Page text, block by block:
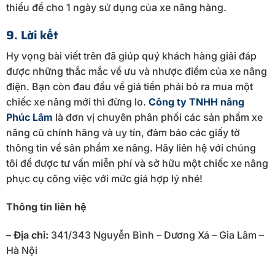
thiểu để cho 1 ngày sử dụng của xe nâng hàng.
9. Lời kết
Hy vọng bài viết trên đã giúp quý khách hàng giải đáp
được những thắc mắc về ưu và nhược điểm của xe nâng
điện. Bạn còn đau đầu về giá tiền phải bỏ ra mua một
chiếc xe nâng mới thì đừng lo. Công ty TNHH nâng
Phúc Lâm là đơn vị chuyên phân phối các sản phẩm xe
nâng cũ chính hãng và uy tín, đảm bảo các giấy tờ
thông tin về sản phẩm xe nâng. Hãy liên hệ với chúng
tôi để được tư vấn miễn phí và sở hữu một chiếc xe nâng
phục cụ công việc với mức giá hợp lý nhé!
Thông tin liên hệ
– Địa chỉ: 341/343 Nguyễn Bình – Dương Xá – Gia Lâm –
Hà Nội